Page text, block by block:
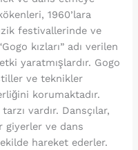
1960’lara
festivallerinde ve
kızları” adı verilen
yaratmışlardır. Gogo
ve teknikler
korumaktadır.
vardır. Dansçılar,
giyerler ve dans
hareket ederler.